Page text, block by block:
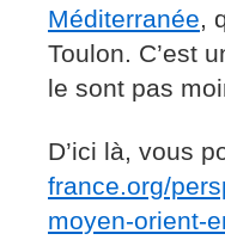
Méditerranée,
Toulon. C’est
le sont pas
D’ici là, vous
france.org/
moyen-orient-